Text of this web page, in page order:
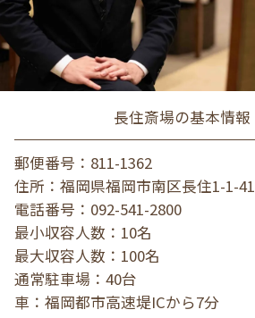
長住斎場の基本情報
郵便番号
811-1362
住所
福岡県福岡市南区長住1-1-41
電話番号
092-541-2800
最小収容人数
10名
最大収容人数
100名
通常駐車場
40台
車
福岡都市高速堤ICから7分